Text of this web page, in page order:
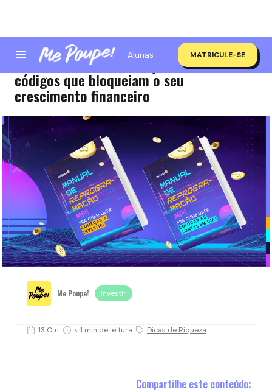
Alunas MATRICULE-SE
Manual da Reprogramação: destrave os
códigos que bloqueiam o seu
crescimento financeiro
Me Poupe! Investir
13 Out < 1 min de leitura Dicas de Riqueza
Compartilhe este conteúdo: